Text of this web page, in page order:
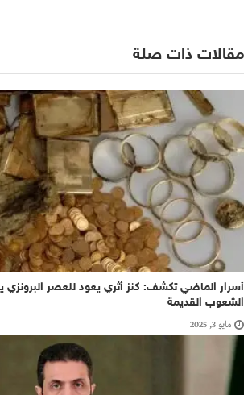
مقالات ذات صلة
أسرار الماضي تكشف: كنز أثري يعود للعصر
الشعوب القديمة
مايو 3, 2025